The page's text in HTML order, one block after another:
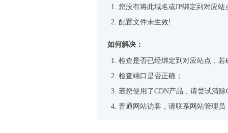
您没有将此域名或IP绑定到对应站
配置文件未生效!
如何解决：
检查是否已经绑定到对应站点，
检查端口是否正确；
若您使用了CDN产品，请尝试清除
普通网站访客，请联系网站管理员